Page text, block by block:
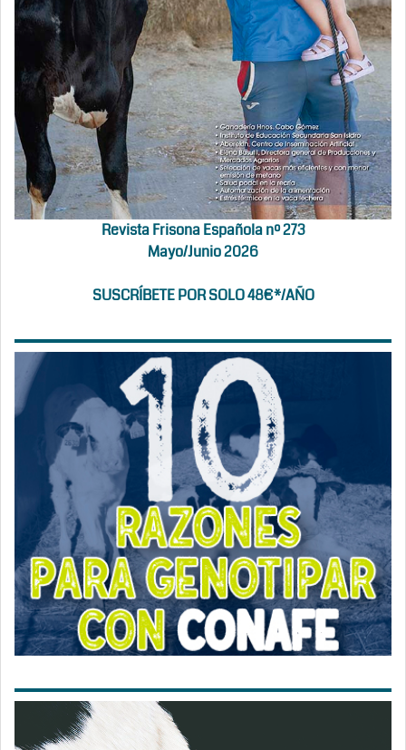
Revista Frisona Española nº 273
Mayo/Junio 2026
SUSCRÍBETE POR SOLO 48€*/AÑO